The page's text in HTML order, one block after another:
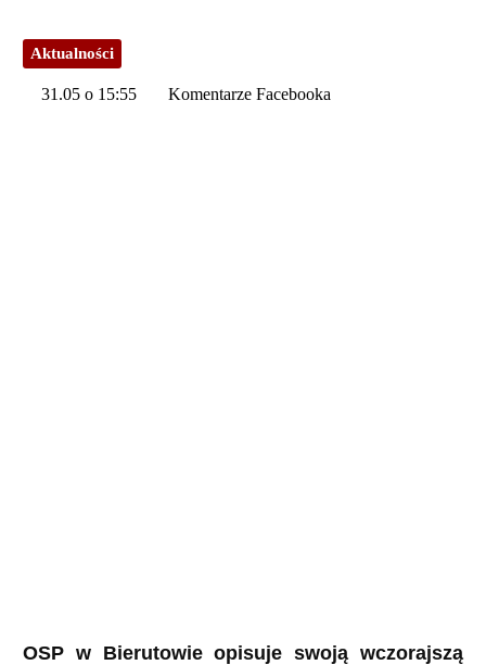
Aktualności
31.05 o 15:55 Komentarze Facebooka
OSP w Bierutowie opisuje swoją wczorajszą